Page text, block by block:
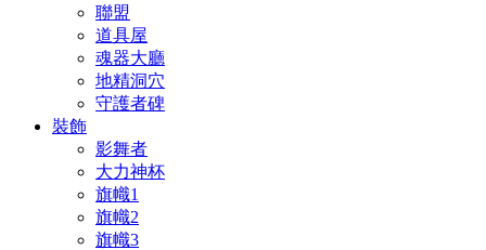
聯盟
道具屋
魂器大廳
地精洞穴
守護者碑
裝飾
影舞者
大力神杯
旗幟1
旗幟2
旗幟3